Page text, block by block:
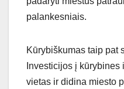
palankesniais.
Kūrybiškumas taip pat
Investicijos į
vietas ir didina miesto